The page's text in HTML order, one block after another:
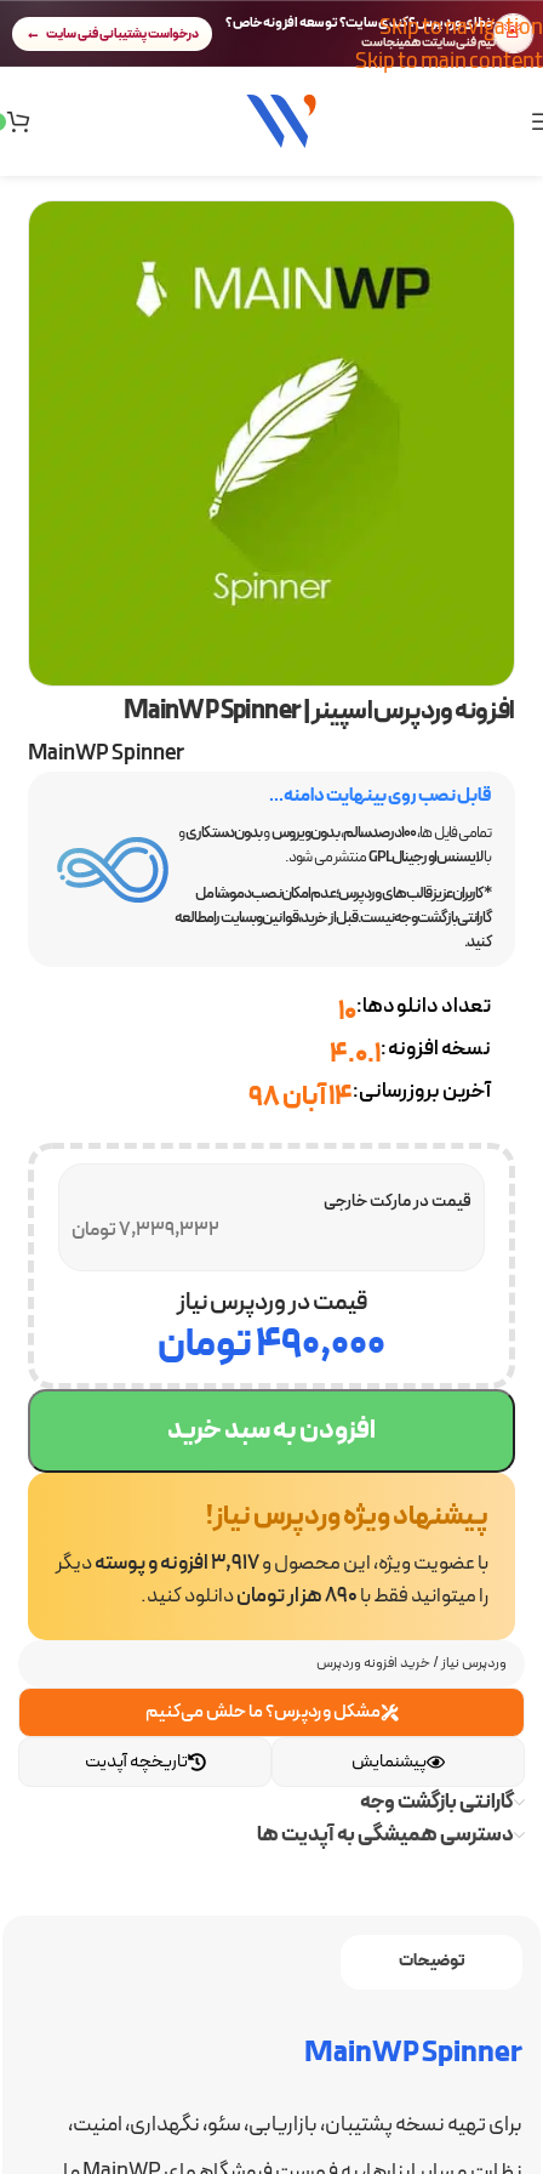
Skip to navigation
Skip to main content
🚨 خطای وردپرس؟ کندی سایت؟ توسعه افزونه خاص؟
تیم فنی سایتت همینجاست درخواست پشتیبانی فنی سایت
وردپرس نیاز/خرید افزونه وردپرس
مشکل وردپرس؟ ما حلش می‌کنیم
تاریخچه آپدیت
پیشنمایش
گارانتی بازگشت وجه
دسترسی همیشگی به آپدیت ها
افزونه وردپرس اسپینر | MainWP Spinner
MainWP Spinner
قابل نصب روی بینهایت دامنه...
تمامی فایل ها،100 درصد سالم ،بدون ویروسوبدون دستکاریو
بالایسنس اورجینال GPL
منتشر می شود.
*کاربران عزیز قالب‌های وردپرس؛ عدم امکان نصب دمو، شامل
گارانتی بازگشت وجه نیست. قبل از خرید، قوانین وبسایت را مطالعه
کنید.
تعداد دانلودها:10
نسخه افزونه:4.0.1
آخرین بروزرسانی:۱۴ آبان ۹۸
7,339,332 تومان
قیمت در مارکت خارجی
قیمت در وردپرس نیاز
۴۹۰,۰۰۰تومان
افزودن به سبد خرید
پیشنهاد ویژه وردپرس نیاز!
با عضویت ویژه، این محصول و3,917 افزونه و پوسته
دیگر
را میتوانید فقط با890 هزار تومان دانلود کنید.
توضیحات
MainWP Spinner
برای تهیه نسخه پشتیبان، بازاریابی، سئو، نگهداری، امنیت،